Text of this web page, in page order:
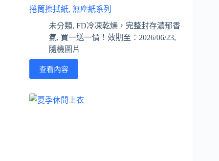
捲筒擦拭紙, 無塵紙系列
未分類, FD冷凍乾燥，完整封存濃郁香
氣, 買一送一價！效期至：2026/06/23,
隨機圖片
查看內容